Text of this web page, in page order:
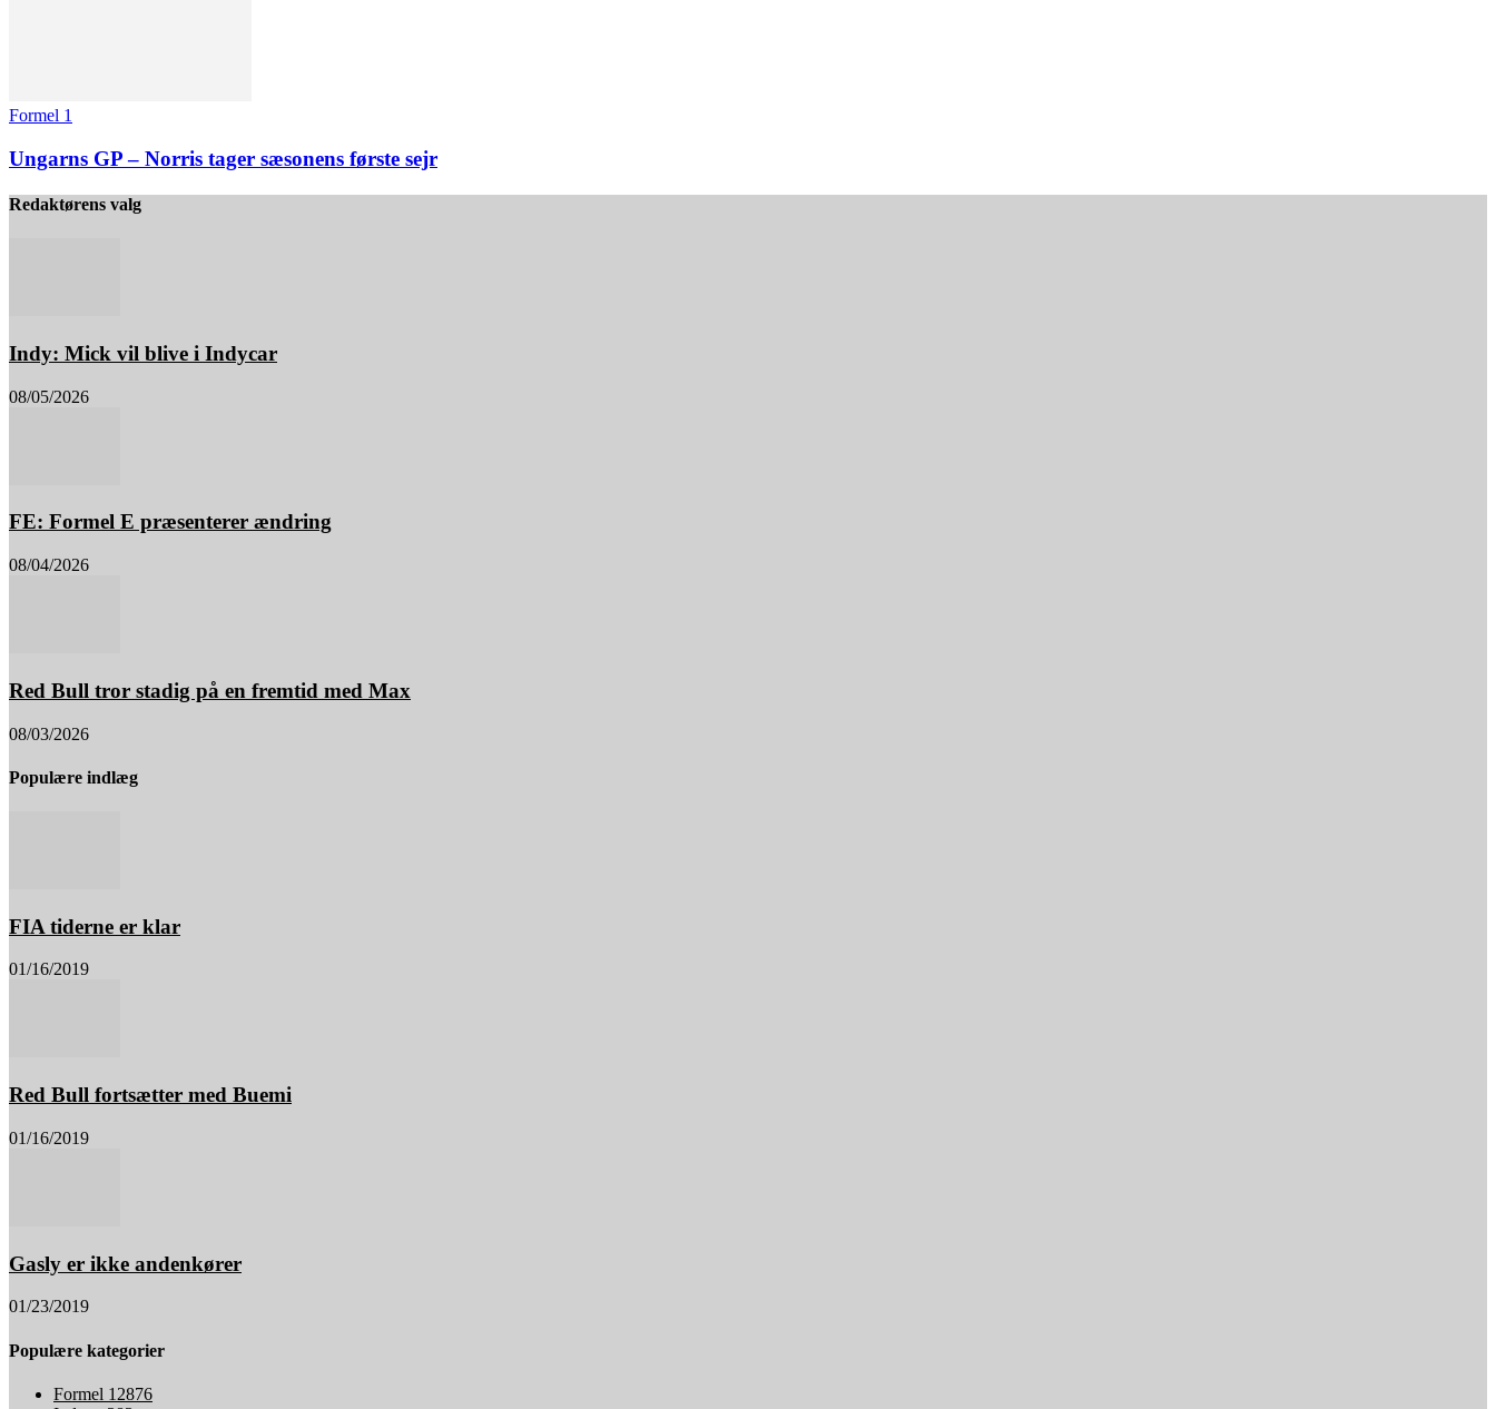
Formel 1
Ungarns GP – Norris tager sæsonens første sejr
Redaktørens valg
Indy: Mick vil blive i Indycar
08/05/2026
FE: Formel E præsenterer ændring
08/04/2026
Red Bull tror stadig på en fremtid med Max
08/03/2026
Populære indlæg
FIA tiderne er klar
01/16/2019
Red Bull fortsætter med Buemi
01/16/2019
Gasly er ikke andenkører
01/23/2019
Populære kategorier
Formel 1 2876